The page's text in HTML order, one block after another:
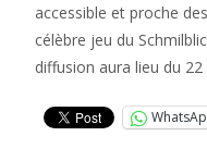
accessible et proche
célèbre jeu du
diffusion aura lieu du 22